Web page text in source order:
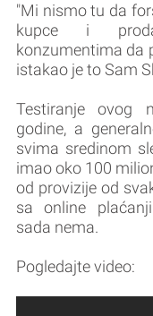
"Mi nismo tu da
kupce i
konzumentima da
istakao je to Sam
Testiranje ovog
godine, a
svima sredinom
imao oko 100
od provizije od
sa online
sada nema.
Pogledajte video: